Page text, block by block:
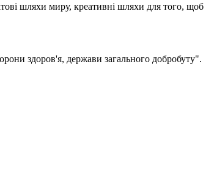
шляхи миру, креативні шляхи для того, щоб
здоров'я, держави загального добробуту".